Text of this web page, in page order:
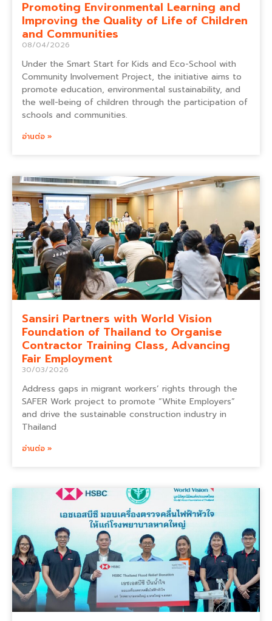
Promoting Environmental Learning and
Improving the Quality of Life of Children
and Communities
08/04/2026
Under the Smart Start for Kids and Eco-School with
Community Involvement Project, the initiative aims to
promote education, environmental sustainability, and
the well-being of children through the participation of
schools and communities.
อ่านต่อ »
Sansiri Partners with World Vision
Foundation of Thailand to Organise
Contractor Training Class, Advancing
Fair Employment
30/03/2026
Address gaps in migrant workers’ rights through the
SAFER Work project to promote “White Employers”
and drive the sustainable construction industry in
Thailand
อ่านต่อ »